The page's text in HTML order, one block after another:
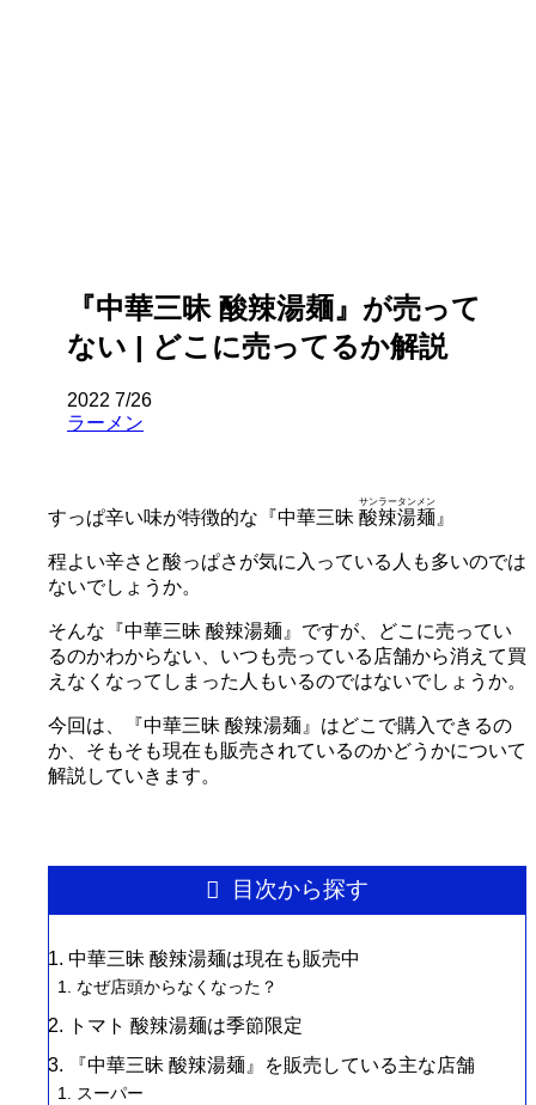
『中華三昧 酸辣湯麺』が売って
ない | どこに売ってるか解説
2022 7/26
ラーメン
すっぱ辛い味が特徴的な『中華三昧 酸辣湯麺
サンラータンメン
』
程よい辛さと酸っぱさが気に入っている人も多いのでは
ないでしょうか。
そんな『中華三昧 酸辣湯麺』ですが、どこに売ってい
るのかわからない、いつも売っている店舗から消えて買
えなくなってしまった人もいるのではないでしょうか。
今回は、『中華三昧 酸辣湯麺』はどこで購入できるの
か、そもそも現在も販売されているのかどうかについて
解説していきます。
目次から探す
中華三昧 酸辣湯麺は現在も販売中
なぜ店頭からなくなった？
トマト 酸辣湯麺は季節限定
『中華三昧 酸辣湯麺』を販売している主な店舗
スーパー